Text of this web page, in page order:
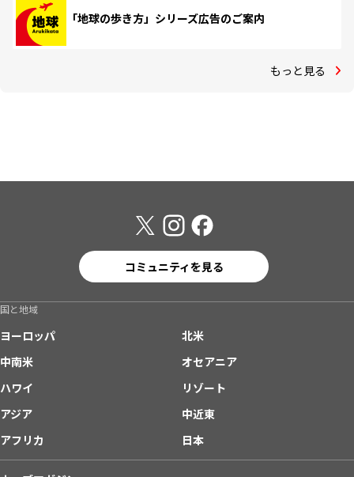
「地球の歩き方」シリーズ広告のご案内
もっと見る
コミュニティを見る
国と地域
ヨーロッパ
北米
中南米
オセアニア
ハワイ
リゾート
アジア
中近東
アフリカ
日本